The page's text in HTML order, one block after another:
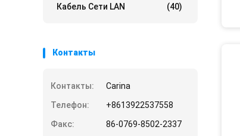
Кабель Сети LAN (40)
Контакты
Контакты:
Carina
Телефон:
+8613922537558
Факс:
86-0769-8502-2337